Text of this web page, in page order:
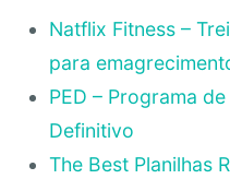
Natflix Fitness –
para
PED – Programa
Definitivo
The Best Planilhas